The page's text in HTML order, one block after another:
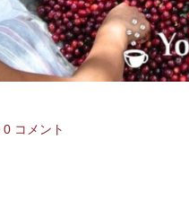
0 コメント